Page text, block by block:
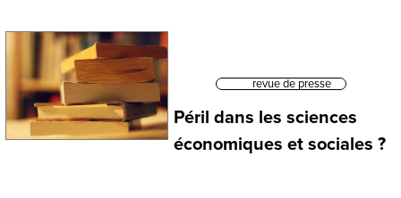
revue de presse
Péril dans les sciences
économiques et sociales ?